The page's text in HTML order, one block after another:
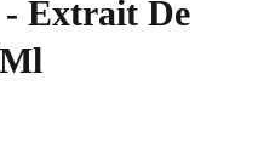
Extrait De